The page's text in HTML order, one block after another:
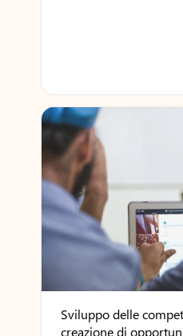
Sviluppo delle
creazione di